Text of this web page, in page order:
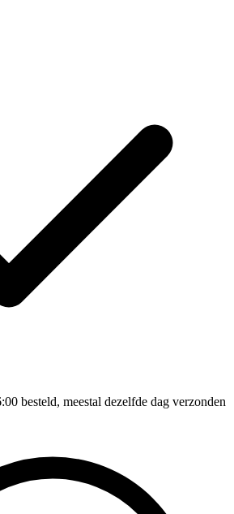
besteld, meestal dezelfde dag verzonden